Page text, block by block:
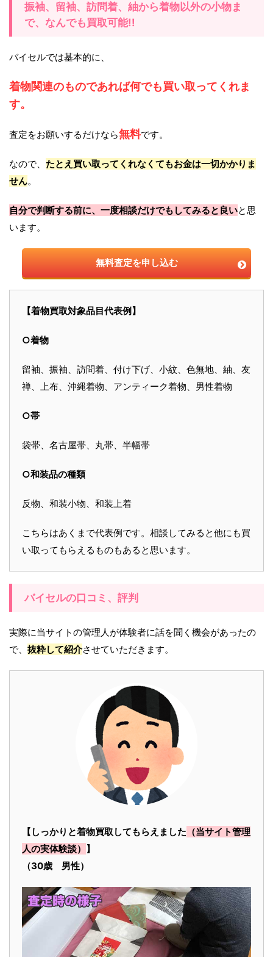
振袖、留袖、訪問着、紬から着物以外の小物ま
で、なんでも買取可能!!
バイセルでは基本的に、
着物関連のものであれば何でも買い取ってくれま
す。
査定をお願いするだけなら無料です。
なので、 たとえ買い取ってくれなくてもお金は一切かかりま
せん。
自分で判断する前に、一度相談だけでもしてみると良いと思
います。
無料査定を申し込む
【着物買取対象品目代表例】
○着物
留袖、振袖、訪問着、付け下げ、小紋、色無地、紬、友
禅、上布、沖縄着物、アンティーク着物、男性着物
○帯
袋帯、名古屋帯、丸帯、半幅帯
○和装品の種類
反物、和装小物、和装上着
こちらはあくまで代表例です。相談してみると他にも買
い取ってもらえるものもあると思います。
バイセルの口コミ、評判
実際に当サイトの管理人が体験者に話を聞く機会があったの
で、 抜粋して紹介させていただきます。
【しっかりと着物買取してもらえました （当サイト管理
人の実体験談） 】
（30歳 男性）